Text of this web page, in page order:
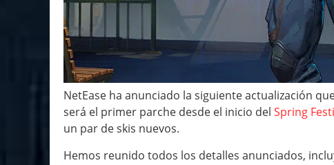
NetEase ha anunciado la siguiente actualización
será el primer parche desde el inicio del Spring
un par de skis nuevos.
Hemos reunido todos los detalles anunciados,